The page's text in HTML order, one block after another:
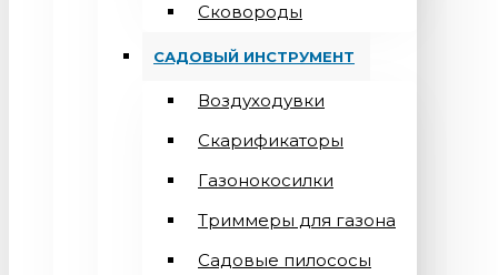
Сковороды
САДОВЫЙ ИНСТРУМЕНТ
Воздуходувки
Скарификаторы
Газонокосилки
Триммеры для газона
Садовые пилососы